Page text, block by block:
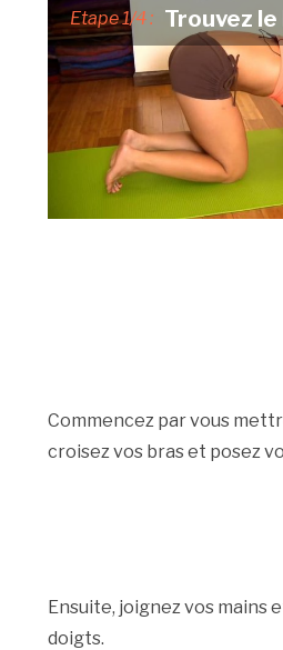
Etape 1/4 : Trouvez
Commencez par vous
croisez vos bras et posez
Ensuite, joignez vos mains
doigts.